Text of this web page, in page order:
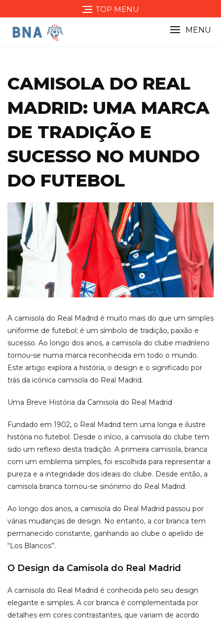
to
content
TOP MENU
MENU
CAMISOLA DO REAL
MADRID: UMA MARCA
DE TRADIÇÃO E
SUCESSO NO MUNDO
DO FUTEBOL
A camisola do Real Madrid é muito mais do que um simples
uniforme de futebol; é um símbolo de tradição, paixão e
sucesso. Ao longo dos anos, a camisola do clube madrileno
tornou-se numa marca reconhecida em todo o mundo.
Este artigo explora a história, o design e o significado por
trás da icónica camisola do Real Madrid.
Uma Breve História da Camisola do Real Madrid
Fundado em 1902, o Real Madrid tem uma longa e ilustre
história no futebol. Desde o início, a camisola do clube tem
sido um reflexo desta tradição. A primeira camisola, branca
com um emblema simples, foi escolhida para representar a
pureza e a integridade dos ideais do clube. Desde então, a
camisola branca tornou-se sinónimo do Real Madrid.
Ao longo dos anos, a camisola do Real Madrid passou por
várias mudanças de design. No entanto, a cor branca tem
permanecido constante, ganhando ao clube o apelido de
“Los Blancos”.
O Design da Camisola do Real Madrid
A camisola do Real Madrid é conhecida pelo seu design
elegante e simples. A cor branca é complementada por
detalhes em cores contrastantes, que variam de acordo